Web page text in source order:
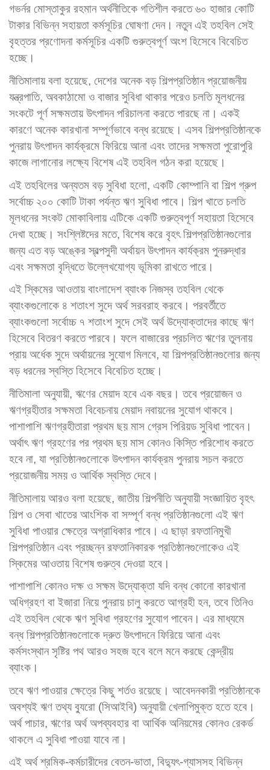
গভর্নর মোস্তাকুর রহমান অর্থনীতিকে গতিশীল করতে ৬০ হাজার কোটি
টাকার বিভিন্ন সহায়তা কর্মসূচির ঘোষণা দেন। নতুন এই তহবিল সেই
বৃহত্তর প্রণোদনা কর্মসূচির একটি গুরুত্বপূর্ণ অংশ হিসেবে বিবেচিত
হচ্ছে।
নীতিমালায় বলা হয়েছে, দেশের অনেক বড় শিল্পপ্রতিষ্ঠান প্রয়োজনীয়
যন্ত্রপাতি, অবকাঠামো ও বাজার সুবিধা থাকার পরেও চলতি মূলধনের
সংকটে পূর্ণ সক্ষমতায় উৎপাদন পরিচালনা করতে পারছে না। একই
কারণে অনেক কারখানা সম্পূর্ণভাবে বন্ধ রয়েছে। এসব শিল্পপ্রতিষ্ঠানকে
পুনরায় উৎপাদন কার্যক্রমে ফিরিয়ে আনা এবং তাদের সক্ষমতা পুরোপুরি
কাজে লাগানোর লক্ষ্যে বিশেষ এই তহবিল গঠন করা হয়েছে।
এই তহবিলের অন্যতম বড় সুবিধা হলো, একটি কোম্পানি বা শিল্প গ্রুপ
সর্বোচ্চ ২০০ কোটি টাকা পর্যন্ত ঋণ সুবিধা পাবে। শিল্প খাতে চলতি
মূলধনের সংকট মোকাবিলায় এটিকে একটি গুরুত্বপূর্ণ সহায়তা হিসেবে
দেখা হচ্ছে। সংশ্লিষ্টদের মতে, বিশেষ করে বৃহৎ শিল্পপ্রতিষ্ঠানগুলোর
জন্য এত বড় অঙ্কের স্বল্পসুদী অর্থায়ন উৎপাদন কার্যক্রম পুনরুদ্ধার
এবং সক্ষমতা বৃদ্ধিতে উল্লেখযোগ্য ভূমিকা রাখতে পারে।
এই স্কিমের আওতায় বাংলাদেশ ব্যাংক নিজস্ব তহবিল থেকে
ব্যাংকগুলোকে ৪ শতাংশ সুদে অর্থ সরবরাহ করবে। পরবর্তীতে
ব্যাংকগুলো সর্বোচ্চ ৭ শতাংশ সুদে সেই অর্থ উদ্যোক্তাদের কাছে ঋণ
হিসেবে বিতরণ করতে পারবে। ফলে বাজারের প্রচলিত ঋণের তুলনায়
প্রায় অর্ধেক সুদে অর্থায়নের সুযোগ মিলবে, যা শিল্পপ্রতিষ্ঠানগুলোর জন্য
বড় ধরনের স্বস্তি হিসেবে বিবেচিত হচ্ছে।
নীতিমালা অনুযায়ী, ঋণের মেয়াদ হবে এক বছর। তবে প্রয়োজন ও
ঋণগ্রহীতার সক্ষমতা বিবেচনায় মেয়াদ নবায়নের সুযোগ থাকবে।
পাশাপাশি ঋণগ্রহীতারা প্রথম ছয় মাস গ্রেস পিরিয়ড সুবিধা পাবেন।
অর্থাৎ ঋণ গ্রহণের পর প্রথম ছয় মাস কোনও কিস্তি পরিশোধ করতে
হবে না, যা প্রতিষ্ঠানগুলোকে উৎপাদন কার্যক্রম পুনরায় সচল করতে
প্রয়োজনীয় সময় ও আর্থিক স্বস্তি দেবে।
নীতিমালায় আরও বলা হয়েছে, জাতীয় শিল্পনীতি অনুযায়ী সংজ্ঞায়িত বৃহৎ
শিল্প ও সেবা খাতের আংশিক বা সম্পূর্ণ বন্ধ প্রতিষ্ঠানগুলো এই ঋণ
সুবিধা পাওয়ার ক্ষেত্রে অগ্রাধিকার পাবে। এ ছাড়া রফতানিমুখী
শিল্পপ্রতিষ্ঠান এবং প্রচ্ছন্ন রফতানিকারক প্রতিষ্ঠানগুলোকেও এই
স্কিমের আওতায় বিশেষ গুরুত্ব দেওয়া হবে।
পাশাপাশি কোনও দক্ষ ও সক্ষম উদ্যোক্তা যদি বন্ধ কোনো কারখানা
অধিগ্রহণ বা ইজারা নিয়ে পুনরায় চালু করতে আগ্রহী হন, তবে তিনিও
এই তহবিল থেকে ঋণ সুবিধা গ্রহণের সুযোগ পাবেন। এর মাধ্যমে
বন্ধ শিল্পপ্রতিষ্ঠানগুলোকে দ্রুত উৎপাদনে ফিরিয়ে আনা এবং
কর্মসংস্থান সৃষ্টির পথ আরও সহজ হবে বলে মনে করছে কেন্দ্রীয়
ব্যাংক।
তবে ঋণ পাওয়ার ক্ষেত্রে কিছু শর্তও রয়েছে। আবেদনকারী প্রতিষ্ঠানকে
অবশ্যই ঋণ তথ্য ব্যুরো (সিআইবি) অনুযায়ী খেলাপিমুক্ত হতে হবে।
অর্থ পাচার, ঋণের অর্থ অপব্যবহার বা আর্থিক অনিয়মের কোনও রেকর্ড
থাকলে এ সুবিধা পাওয়া যাবে না।
এই অর্থ শ্রমিক-কর্মচারীদের বেতন-ভাতা, বিদ্যুৎ-গ্যাসসহ বিভিন্ন